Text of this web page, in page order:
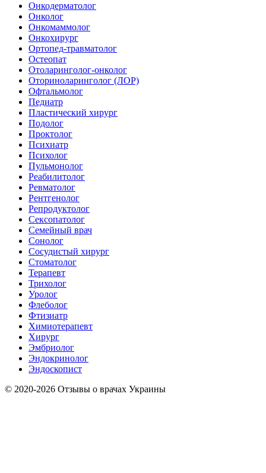
Онкодерматолог
Онколог
Онкомаммолог
Онкохирург
Ортопед-травматолог
Остеопат
Отоларинголог-онколог
Оториноларинголог (ЛОР)
Офтальмолог
Педиатр
Пластический хирург
Подолог
Проктолог
Психиатр
Психолог
Пульмонолог
Реабилитолог
Ревматолог
Рентгенолог
Репродуктолог
Сексопатолог
Семейный врач
Сонолог
Сосудистый хирург
Стоматолог
Терапевт
Трихолог
Уролог
Флеболог
Фтизиатр
Химиотерапевт
Хирург
Эмбриолог
Эндокринолог
Эндоскопист
© 2020-2026 Отзывы о врачах Украины